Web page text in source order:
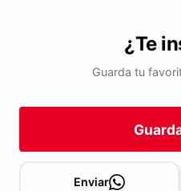
¿Te
Guarda tu
Enviar